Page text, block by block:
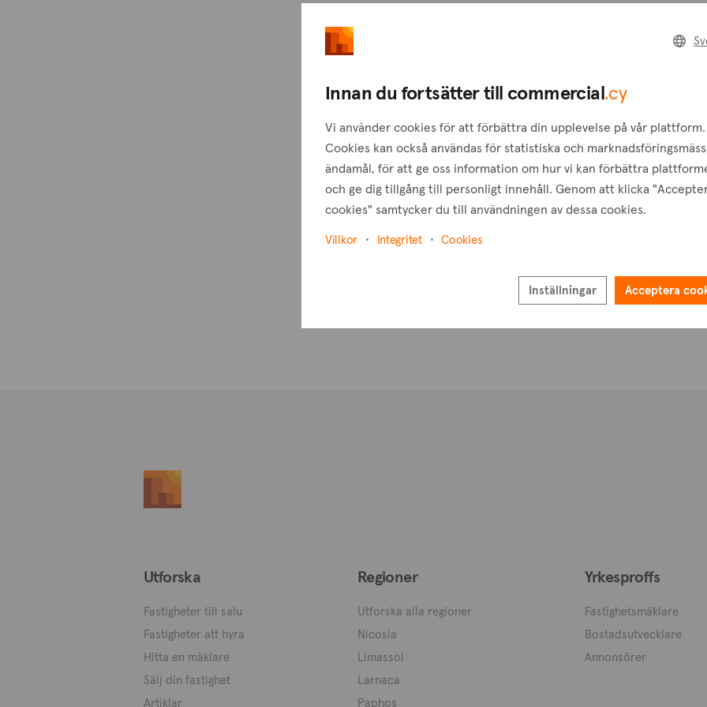
Utforska
Fastigheter till salu
Fastigheter att hyra
Hitta en mäklare
Sälj din fastighet
Artiklar
Regioner
Utforska alla regioner
Nicosia
Limassol
Larnaca
Paphos
Yrkesproffs
Fastighetsmäklare
Bostadsutvecklare
Annonsörer
Innan du fortsätter till commercial.cy
Vi använder cookies för att förbättra din upplevelse på vår plattform.
Cookies kan också användas för statistiska och
ändamål, för att ge oss information om hur vi kan förbättra
och ge dig tillgång till personligt innehåll. Genom att klicka
cookies" samtycker du till användningen av dessa cookies.
Villkor Integritet Cookies
Inställningar Acceptera